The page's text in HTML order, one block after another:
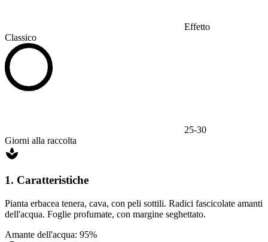
Effetto
Classico
25-30
Giorni alla raccolta
1. Caratteristiche
Pianta erbacea tenera, cava, con peli sottili. Radici fascicolate amanti
dell'acqua. Foglie profumate, con margine seghettato.
Amante dell'acqua: 95%